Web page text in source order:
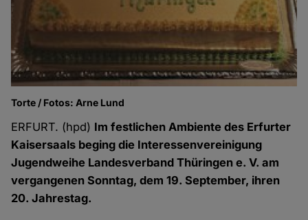
Torte / Fotos: Arne Lund
ERFURT. (hpd) Im festlichen Ambiente des Erfurter
Kaisersaals beging die Interessenvereinigung
Jugendweihe Landesverband Thüringen e. V. am
vergangenen Sonntag, dem 19. September, ihren
20. Jahrestag.